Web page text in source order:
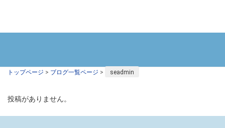
トップページ > ブログ一覧ページ > seadmin
投稿がありません。